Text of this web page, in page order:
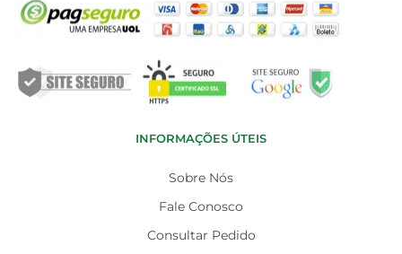
INFORMAÇÕES ÚTEIS
Sobre Nós
Fale Conosco
Consultar Pedido